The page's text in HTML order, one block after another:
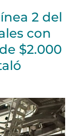
2 del
con
$2.000